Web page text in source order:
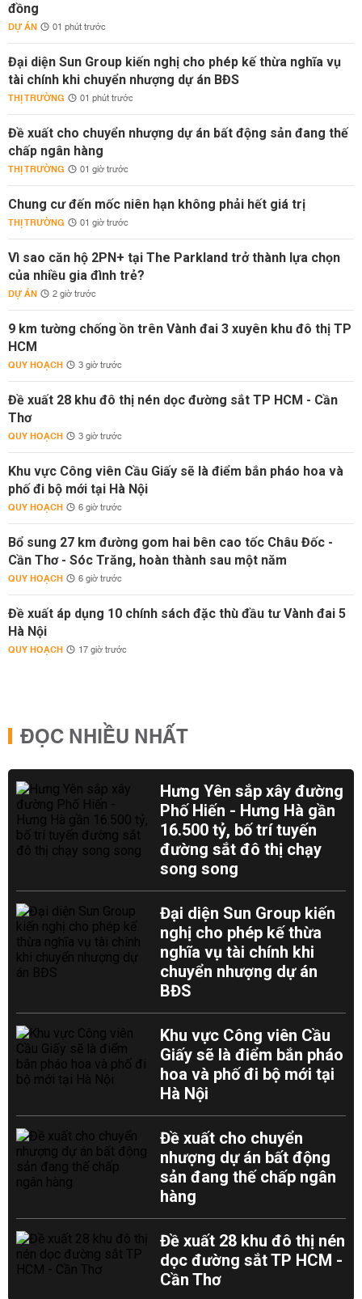
đồng
DỰ ÁN 01 phút trước
Đại diện Sun Group kiến nghị cho phép kế thừa nghĩa vụ
tài chính khi chuyển nhượng dự án BĐS
THỊ TRƯỜNG 01 phút trước
Đề xuất cho chuyển nhượng dự án bất động sản đang thế
chấp ngân hàng
THỊ TRƯỜNG 01 giờ trước
Chung cư đến mốc niên hạn không phải hết giá trị
THỊ TRƯỜNG 01 giờ trước
Vì sao căn hộ 2PN+ tại The Parkland trở thành lựa chọn
của nhiều gia đình trẻ?
DỰ ÁN 2 giờ trước
9 km tường chống ồn trên Vành đai 3 xuyên khu đô thị TP
HCM
QUY HOẠCH 3 giờ trước
Đề xuất 28 khu đô thị nén dọc đường sắt TP HCM - Cần
Thơ
QUY HOẠCH 3 giờ trước
Khu vực Công viên Cầu Giấy sẽ là điểm bắn pháo hoa và
phố đi bộ mới tại Hà Nội
QUY HOẠCH 6 giờ trước
Bổ sung 27 km đường gom hai bên cao tốc Châu Đốc -
Cần Thơ - Sóc Trăng, hoàn thành sau một năm
QUY HOẠCH 6 giờ trước
Đề xuất áp dụng 10 chính sách đặc thù đầu tư Vành đai 5
Hà Nội
QUY HOẠCH 17 giờ trước
ĐỌC NHIỀU NHẤT
Hưng Yên sắp xây đường
Phố Hiến - Hưng Hà gần
16.500 tỷ, bố trí tuyến
đường sắt đô thị chạy
song song
Đại diện Sun Group kiến
nghị cho phép kế thừa
nghĩa vụ tài chính khi
chuyển nhượng dự án
BĐS
Khu vực Công viên Cầu
Giấy sẽ là điểm bắn pháo
hoa và phố đi bộ mới tại
Hà Nội
Đề xuất cho chuyển
nhượng dự án bất động
sản đang thế chấp ngân
hàng
Đề xuất 28 khu đô thị nén
dọc đường sắt TP HCM -
Cần Thơ